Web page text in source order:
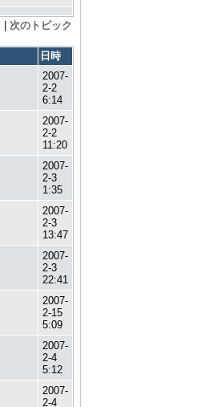
次のトピック
日時
2007-
2-2
6:14
2007-
2-2
11:20
2007-
2-3
1:35
2007-
2-3
13:47
2007-
2-3
22:41
2007-
2-15
5:09
2007-
2-4
5:12
2007-
2-4